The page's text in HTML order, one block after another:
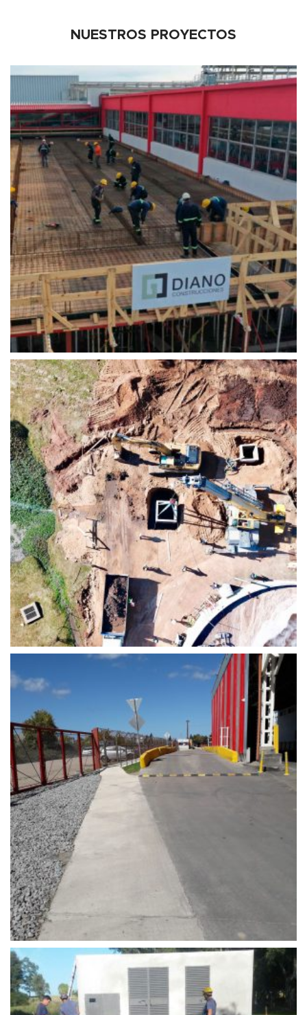
NUESTROS PROYECTOS